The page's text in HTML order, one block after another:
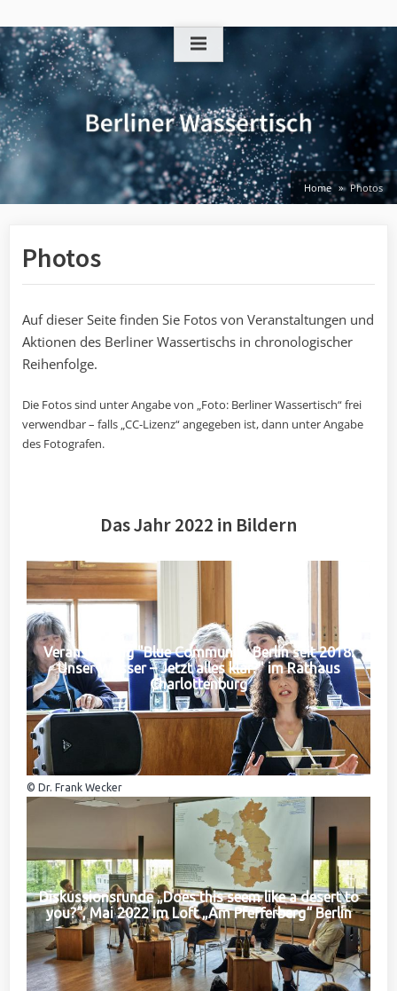
to
content
Home Photos
Photos
Auf dieser Seite finden Sie Fotos von Veranstaltungen und
Aktionen des Berliner Wassertischs in chronologischer
Reihenfolge.
Die Fotos sind unter Angabe von „Foto: Berliner Wassertisch“ frei
verwendbar – falls „CC-Lizenz“ angegeben ist, dann unter Angabe
des Fotografen.
Das Jahr 2022 in Bildern
Veranstaltung "Blue Community Berlin seit 2018:
Unser Wasser – Jetzt alles klar?" im Rathaus
Charlottenburg
© Dr. Frank Wecker
Diskussionsrunde „Does this seem like a desert to
you?“, Mai 2022 im Loft „Am Pfefferberg“ Berlin